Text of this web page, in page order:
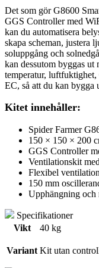
Det som gör G8600
GGS Controller med
kan du automatisera
skapa scheman, justera
soluppgång och
kan dessutom byggas
temperatur,
EC, så att du kan bygga
Kitet innehåller:
Spider Farmer
150 × 150 × 200
GGS Controller
Ventilationskit
Flexibel
150 mm
Upphängning och
Specifikationer
Vikt
40 kg
Variant Kit utan